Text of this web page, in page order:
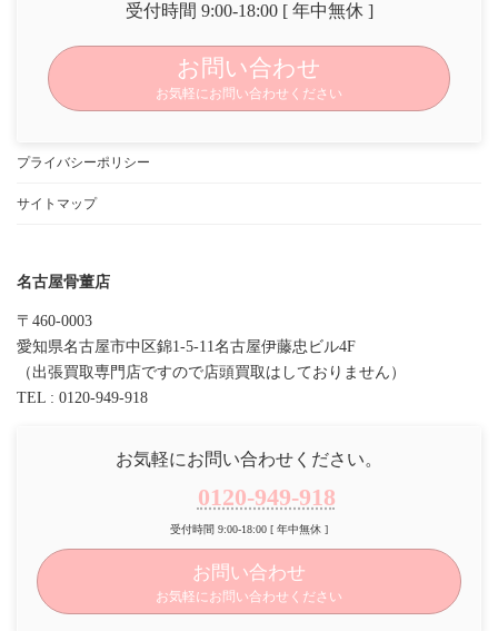
受付時間 9:00-18:00 [ 年中無休 ]
お問い合わせ
お気軽にお問い合わせください
プライバシーポリシー
サイトマップ
名古屋骨董店
〒460-0003
愛知県名古屋市中区錦1-5-11名古屋伊藤忠ビル4F
（出張買取専門店ですので店頭買取はしておりません）
TEL : 0120-949-918
お気軽にお問い合わせください。
0120-949-918
受付時間 9:00-18:00 [ 年中無休 ]
お問い合わせ
お気軽にお問い合わせください